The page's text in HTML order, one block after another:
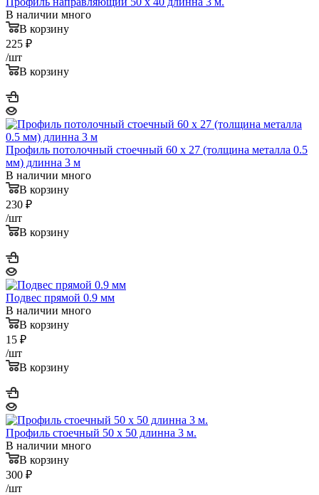
В наличии много
В корзину
225 ₽
/шт
В корзину
Профиль потолочный стоечный 60 x 27 (толщина металла 0.5
мм) длинна 3 м
В наличии много
В корзину
230 ₽
/шт
В корзину
Подвес прямой 0.9 мм
В наличии много
В корзину
15 ₽
/шт
В корзину
Профиль стоечный 50 x 50 длинна 3 м.
В наличии много
В корзину
300 ₽
/шт